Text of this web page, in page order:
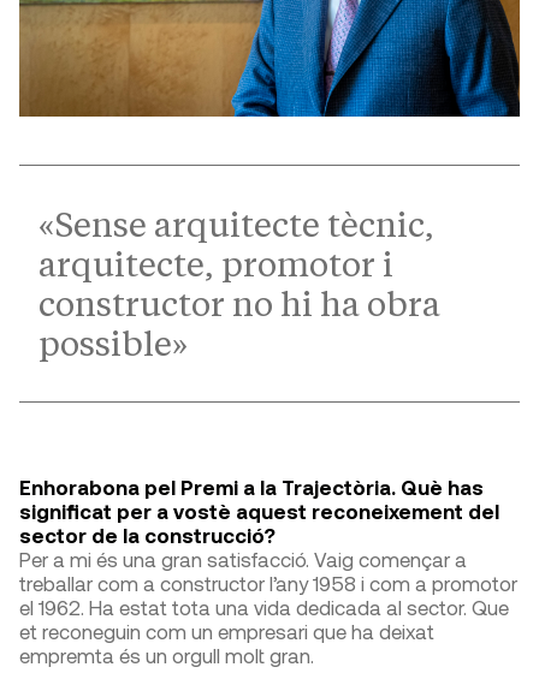
«Sense arquitecte tècnic,
arquitecte, promotor i
constructor no hi ha obra
possible»
Enhorabona pel Premi a la Trajectòria. Què has
significat per a vostè aquest reconeixement del
sector de la construcció?
Per a mi és una gran satisfacció. Vaig començar a
treballar com a constructor l’any 1958 i com a promotor
el 1962. Ha estat tota una vida dedicada al sector. Que
et reconeguin com un empresari que ha deixat
empremta és un orgull molt gran.